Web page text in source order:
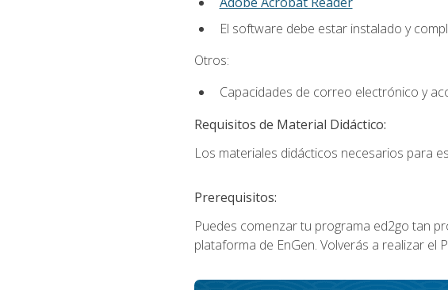
El software debe estar instalado y
Otros:
Capacidades de correo electrónico y
Requisitos de Material Didáctico:
Los materiales didácticos necesarios para
Prerequisitos:
Puedes comenzar tu programa ed2go tan
plataforma de EnGen. Volverás a realizar el